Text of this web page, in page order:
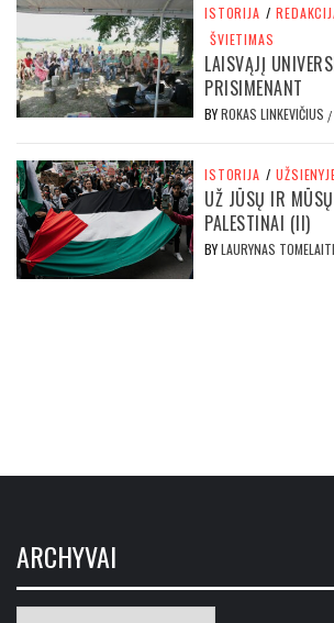
ISTORIJA /
ŠVIETIMAS
LAISVĄJĮ
PRISIMENANT
BYROKAS LINKEVIČIUS /
ISTORIJA /
UŽ JŪSŲ IR
PALESTINAI (II)
BYLAURYNAS
ARCHYVAI